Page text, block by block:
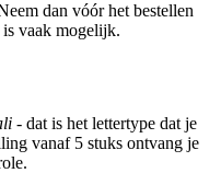
dan vóór het bestellen
is vaak mogelijk.
- dat is het lettertype dat je
vanaf 5 stuks ontvang je